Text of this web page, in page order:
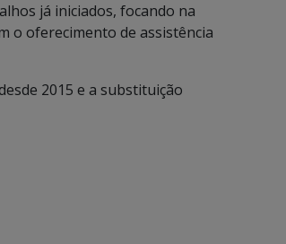
já iniciados, focando na
o oferecimento de assistência
2015 e a substituição